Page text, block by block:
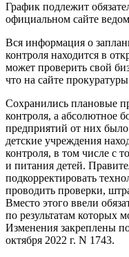
График подлежит
официальном сайте
Вся информация о
контроля находится в
может проверить свой
что на сайте
Сохранились плановые
контроля, а абсолютное
предприятий от них
детские учреждения
контроля, в том числе с
и питания детей.
подкорректировать
проводить проверки,
Вместо этого ввели
по результатам которых
Изменения закреплены
октября 2022 г. N 1743.